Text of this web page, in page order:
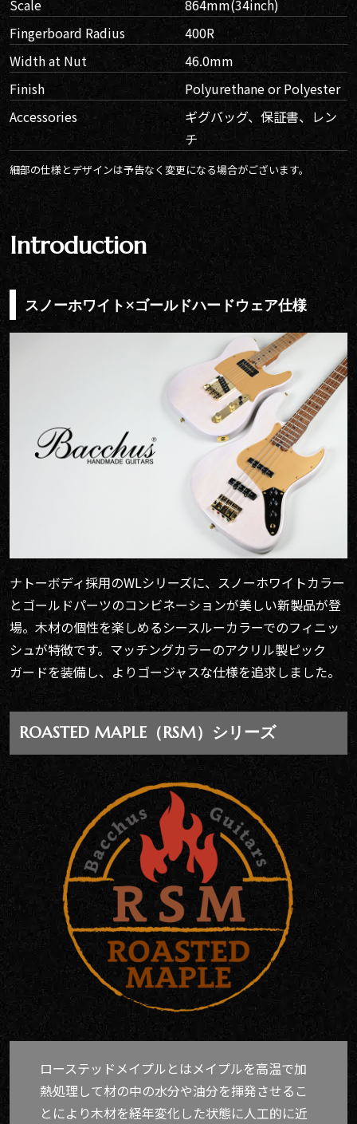
Scale
864mm(34inch)
Fingerboard Radius
400R
Width at Nut
46.0mm
Finish
Polyurethane or Polyester
Accessories
ギグバッグ、保証書、レン
チ
細部の仕様とデザインは予告なく変更になる場合がございます。
Introduction
スノーホワイト×ゴールドハードウェア仕様
ナトーボディ採用のWLシリーズに、スノーホワイトカラー
とゴールドパーツのコンビネーションが美しい新製品が登
場。木材の個性を楽しめるシースルーカラーでのフィニッ
シュが特徴です。マッチングカラーのアクリル製ピック
ガードを装備し、よりゴージャスな仕様を追求しました。
ROASTED MAPLE（RSM）シリーズ
ローステッドメイプルとはメイプルを高温で加
熱処理して材の中の水分や油分を揮発させるこ
とにより木材を経年変化した状態に人工的に近